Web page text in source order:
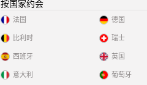
按国家约会
法国
比利时
西班牙
意大利
德国
瑞士
英国
葡萄牙